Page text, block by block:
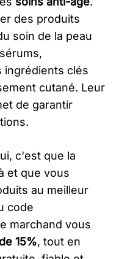
des produits
soin de la peau
ingrédients clés
cutané. Leur
de garantir
c'est que la
et que vous
au meilleur
code
marchand vous
15%, tout en